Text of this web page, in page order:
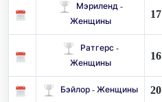
Мэриленд -
Женщины
17
Ратгерс -
Женщины
16
Бэйлор - Женщины 20